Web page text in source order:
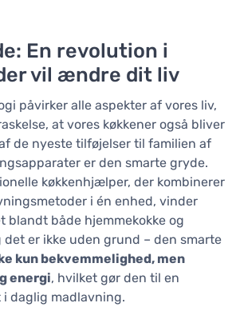
En revolution i
vil ændre dit liv
påvirker alle aspekter af vores liv,
at vores køkkener også bliver
de nyeste tilføjelser til familien af
er den smarte gryde.
køkkenhjælper, der kombinerer
i én enhed, vinder
både hjemmekokke og
det er ikke uden grund – den smarte
kun bekvemmelighed, men
energi, hvilket gør den til en
daglig madlavning.